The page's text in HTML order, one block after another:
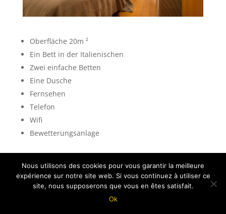
Oberfläche 20m ²
Ein Bett in der Italienischen
Zwei einfache Betten
Eine Dusche
Fernsehen
Telefon
Wifi
Bewetterungsanlage
CréationIdée Ad- 2018
Nous utilisons des cookies pour vous garantir la meilleure
expérience sur notre site web. Si vous continuez à utiliser ce
site, nous supposerons que vous en êtes satisfait.
Ok